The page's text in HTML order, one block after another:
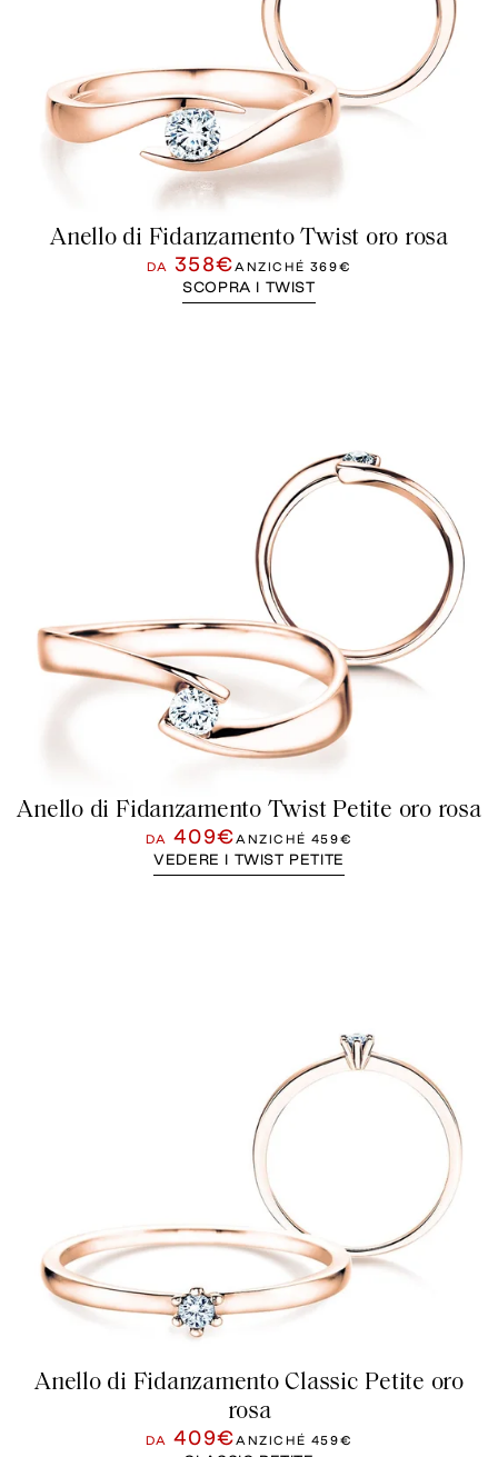
Anello di Fidanzamento Twist oro rosa
DA 358€ANZICHÉ 369€
SCOPRA I TWIST
Anello di Fidanzamento Twist Petite oro rosa
DA 409€ANZICHÉ 459€
VEDERE I TWIST PETITE
Anello di Fidanzamento Classic Petite oro
rosa
DA 409€ANZICHÉ 459€